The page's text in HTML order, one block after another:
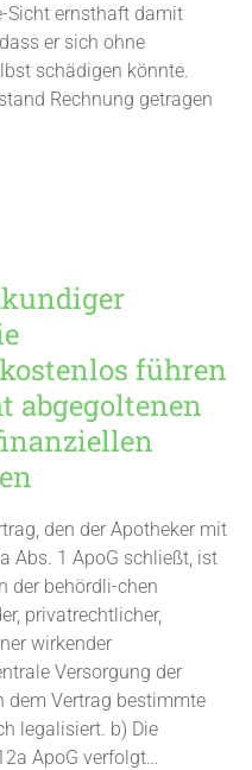
Sicht ernsthaft damit
er sich ohne
schädigen könnte.
Rechnung getragen
führen
abgegoltenen
den der Apotheker mit
Abs. 1 ApoG schließt, ist
der behördli-chen
privatrechtlicher,
wirkender
Versorgung der
dem Vertrag bestimmte
legalisiert. b) Die
ApoG verfolgt…